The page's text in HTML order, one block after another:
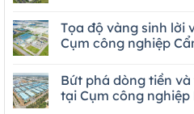
Tọa độ vàng sinh lời
Cụm công nghiệp
Bứt phá dòng tiền
tại Cụm công